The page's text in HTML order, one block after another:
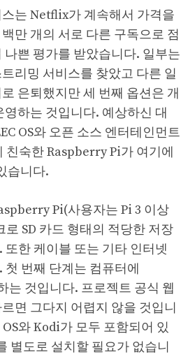
는 Netflix가 계속해서 가격을
만 개의 서로 다른 구독으로 점
나쁜 평가를 받았습니다. 일부는
리밍 서비스를 찾았고 다른 일
은퇴했지만 세 번째 옵션은 개
영하는 것입니다. 예상하신 대
OS와 오픈 소스 엔터테인먼트
친숙한 Raspberry Pi가 여기에
습니다.
Pi(사용자는 Pi 3 이상
SD 카드 형태의 적당한 저장
한 케이블 또는 기타 인터넷
번째 단계는 컴퓨터에
는 것입니다. 프로젝트 공식 웹
면 그다지 어렵지 않을 것입니
와 Kodi가 모두 포함되어 있
별도로 설치할 필요가 없습니